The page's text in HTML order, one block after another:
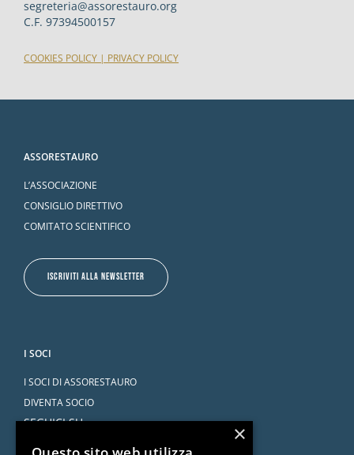
segreteria@assorestauro.org
C.F. 97394500157
COOKIES POLICY | PRIVACY POLICY
ASSORESTAURO
L’ASSOCIAZIONE
CONSIGLIO DIRETTIVO
COMITATO SCIENTIFICO
ISCRIVITI ALLA NEWSLETTER
I SOCI
I SOCI DI ASSORESTAURO
DIVENTA SOCIO
SEGUICI SU ×